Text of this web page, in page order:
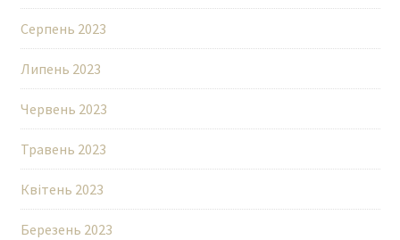
Серпень 2023
Липень 2023
Червень 2023
Травень 2023
Квітень 2023
Березень 2023